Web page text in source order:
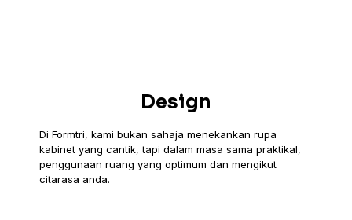
Design
Di Formtri, kami bukan sahaja menekankan rupa
kabinet yang cantik, tapi dalam masa sama praktikal,
penggunaan ruang yang optimum dan mengikut
citarasa anda.